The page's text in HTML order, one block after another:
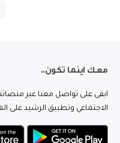
معك اينما تكون..
ابقى على تواصل معنا عبر
الاجتماعي وتطبيق الرشيد على